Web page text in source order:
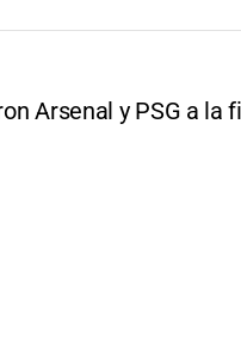
Arsenal y PSG a la